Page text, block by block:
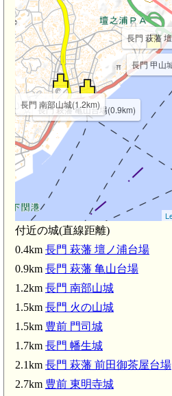
長門 甲山
長門 萩藩
長門 萩藩 亀山台場(0.9km)
長門 南部山城(1.2km)
付近の城(直線距離)
0.4km 長門 萩藩 壇ノ浦台場
0.9km 長門 萩藩 亀山台場
1.2km 長門 南部山城
1.5km 長門 火の山城
1.5km 豊前 門司城
1.7km 長門 幡生城
2.1km 長門 萩藩 前田御茶屋台場
2.7km 豊前 東明寺城